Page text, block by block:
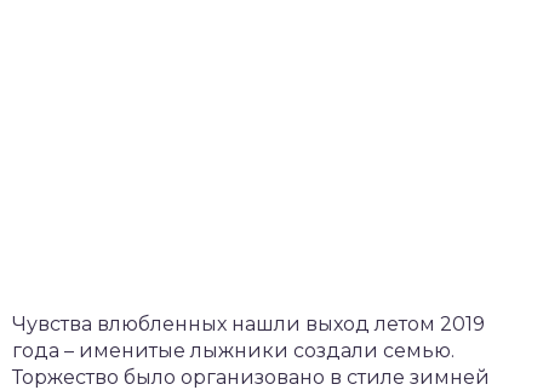
Чувства влюбленных нашли выход летом 2019
года – именитые лыжники создали семью.
Торжество было организовано в стиле зимней